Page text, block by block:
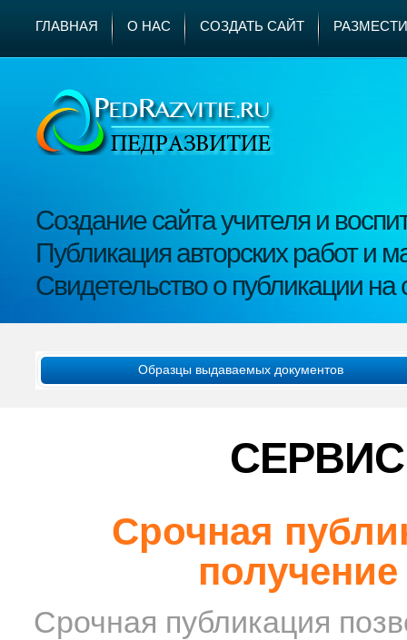
ГЛАВНАЯ О НАС СОЗДАТЬ САЙТ
Создание сайта учителя и
Публикация авторских работ и
Свидетельство о публикации на
Образцы выдаваемых
Срочная
Срочная публикация